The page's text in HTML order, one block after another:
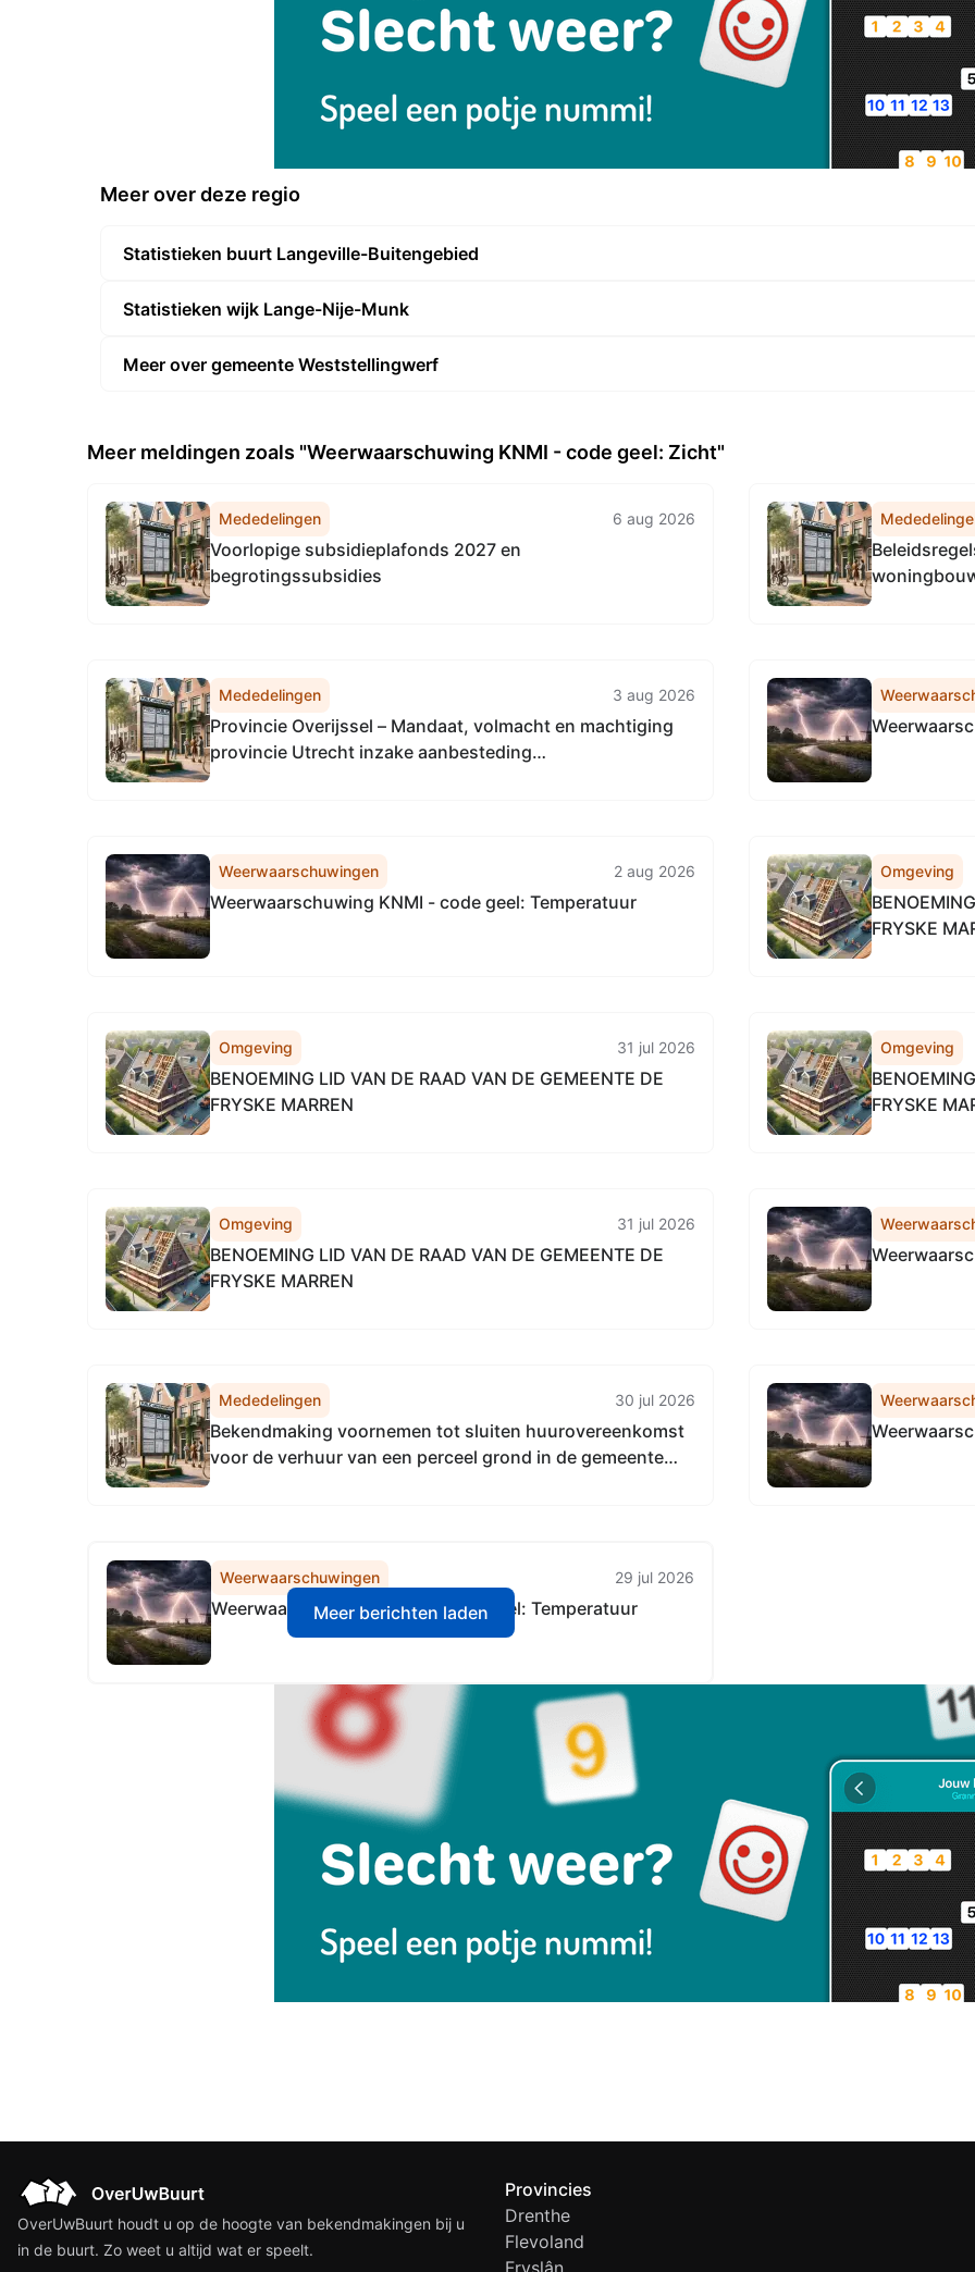
Meer over deze regio
Statistieken buurt Langeville-Buitengebied
Statistieken wijk Lange-Nije-Munk
Meer over gemeente Weststellingwerf
Meer meldingen zoals "Weerwaarschuwing KNMI - code geel: Zicht"
Mededelingen 6 aug 2026
Voorlopige subsidieplafonds 2027 en
begrotingssubsidies
Mededelingen 3 aug 2026
Provincie Overijssel – Mandaat, volmacht en machtiging
provincie Utrecht inzake aanbesteding
Weerwaarschuwingen 2 aug 2026
Weerwaarschuwing KNMI - code geel: Temperatuur
Omgeving
FRYSKE
Omgeving 31 jul 2026
BENOEMING LID VAN DE RAAD VAN DE GEMEENTE DE
FRYSKE MARREN
Omgeving
FRYSKE
Omgeving 31 jul 2026
BENOEMING LID VAN DE RAAD VAN DE GEMEENTE DE
FRYSKE MARREN
Mededelingen 30 jul 2026
Bekendmaking voornemen tot sluiten huurovereenkomst
voor de verhuur van een perceel grond in de gemeente
Weerwaarschuwingen 29 jul 2026
Weerwaarschuwing KNMI - code geel: Temperatuur
Meer berichten laden
OverUwBuurt houdt u op de hoogte van bekendmakingen bij u
in de buurt. Zo weet u altijd wat er speelt.
Provincies
Drenthe
Flevoland
Fryslân